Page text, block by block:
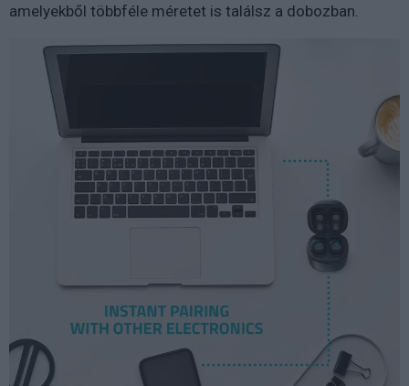
amelyekből többféle méretet is találsz a dobozban.